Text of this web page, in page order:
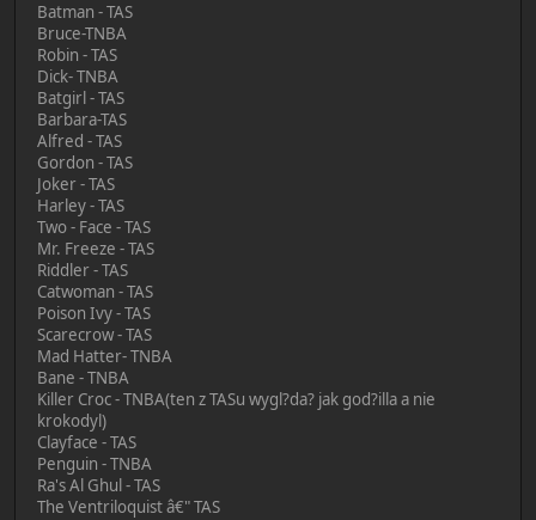
Batman - TAS
Bruce-TNBA
Robin - TAS
Dick- TNBA
Batgirl - TAS
Barbara-TAS
Alfred - TAS
Gordon - TAS
Joker - TAS
Harley - TAS
Two - Face - TAS
Mr. Freeze - TAS
Riddler - TAS
Catwoman - TAS
Poison Ivy - TAS
Scarecrow - TAS
Mad Hatter- TNBA
Bane - TNBA
Killer Croc - TNBA(ten z TASu wygl?da? jak god?illa a nie
krokodyl)
Clayface - TAS
Penguin - TNBA
Ra's Al Ghul - TAS
The Ventriloquist â€" TAS